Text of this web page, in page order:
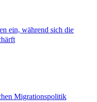
ein, während sich die
Migrationspolitik